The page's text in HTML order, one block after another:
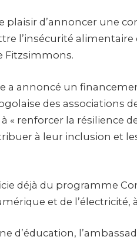
plaisir d’annoncer une
l’insécurité alimentaire
Fitzsimmons.
a annoncé un
des associations
à « renforcer la résilience
à leur inclusion et
déjà du programme
et de l’électricité,
d’éducation,